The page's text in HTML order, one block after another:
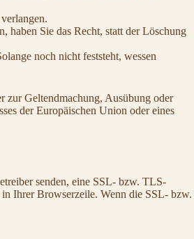
haben Sie das Recht, statt der Löschung
noch nicht feststeht, wessen
zur Geltendmachung, Ausübung oder
der Europäischen Union oder eines
senden, eine SSL- bzw. TLS-
in Ihrer Browserzeile. Wenn die SSL- bzw.